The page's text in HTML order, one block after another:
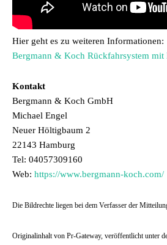
Hier geht es zu weiteren Informationen:
Bergmann & Koch Rückfahrsystem mit
Kontakt
Bergmann & Koch GmbH
Michael Engel
Neuer Höltigbaum 2
22143 Hamburg
Tel: 04057309160
Web: https://www.bergmann-koch.com/
Die Bildrechte liegen bei dem Verfasser der
Originalinhalt von Pr-Gateway, veröffentlicht unter